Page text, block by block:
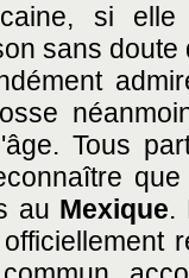
si
sans
Tous
au Mexique.